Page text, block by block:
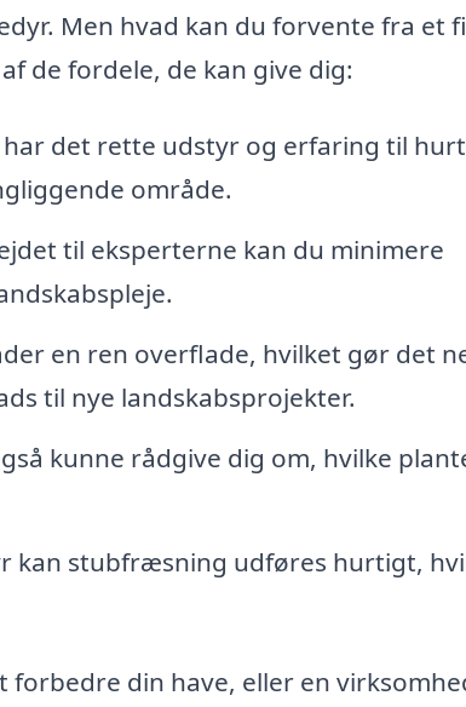
Men hvad kan du forvente fra et
de fordele, de kan give dig:
har det rette udstyr og erfaring til
område.
til eksperterne kan du minimere
en ren overflade, hvilket gør det
til nye landskabsprojekter.
kunne rådgive dig om, hvilke
kan stubfræsning udføres hurtigt,
din have, eller en